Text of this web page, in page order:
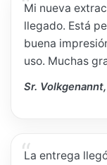
Mi nueva
llegado. Está
buena
uso. Muchas
Sr.
La entrega